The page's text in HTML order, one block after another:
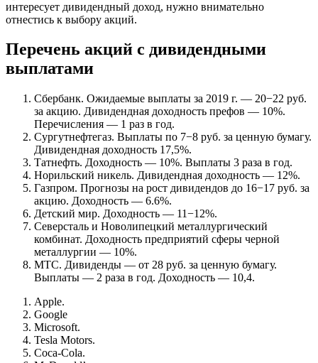
интересует дивидендный доход, нужно внимательно
отнестись к выбору акций.
Перечень акций с дивидендными
выплатами
Сбербанк. Ожидаемые выплаты за 2019 г. — 20−22 руб.
за акцию. Дивидендная доходность префов — 10%.
Перечисления — 1 раз в год.
Сургутнефтегаз. Выплаты по 7−8 руб. за ценную бумагу.
Дивидендная доходность 17,5%.
Татнефть. Доходность — 10%. Выплаты 3 раза в год.
Норильский никель. Дивидендная доходность — 12%.
Газпром. Прогнозы на рост дивидендов до 16−17 руб. за
акцию. Доходность — 6.6%.
Детский мир. Доходность — 11−12%.
Северсталь и Новолипецкий металлургический
комбинат. Доходность предприятий сферы черной
металлургии — 10%.
МТС. Дивиденды — от 28 руб. за ценную бумагу.
Выплаты — 2 раза в год. Доходность — 10,4.
Apple.
Google
Microsoft.
Tesla Motors.
Coca-Cola.